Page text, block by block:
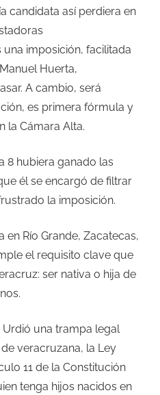
candidata así perdiera en
una imposición, facilitada
Huerta,
A cambio, será
es primera fórmula y
la Cámara Alta.
8 hubiera ganado las
él se encargó de filtrar
la imposición.
en Río Grande, Zacatecas,
el requisito clave que
ser nativa o hija de
Urdió una trampa legal
veracruzana, la Ley
11 de la Constitución
tenga hijos nacidos en